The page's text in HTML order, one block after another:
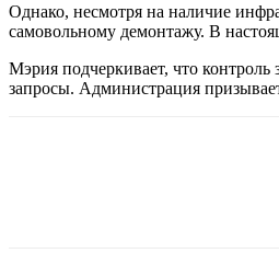
Однако, несмотря на наличие
самовольному демонтажу. В
Мэрия подчеркивает, что
запросы. Администрация